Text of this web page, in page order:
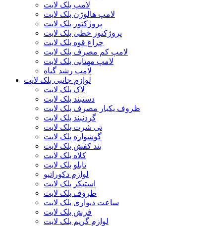
لامپ بلک لایت
لامپ هالوژن بلک لایت
پروژکتور بلک لایت
پروژکتور خطی بلک لایت
چراغ قوه بلک لایت
لامپ کم مصرف بلک لایت
لامپ مهتابی بلک لایت
لامپ رشد گیاه
لوازم جانبی بلک لایت
لاک بلک لایت
دستبند بلک لایت
ظروف یکبار مصرف بلک لایت
گردنبند بلک لایت
تی شرت بلک لایت
گوشواره بلک لایت
بند کفش بلک لایت
کلاه بلک لایت
تابلو بلک لایت
لوازم دکوراتیو
استیکر بلک لایت
ظروف بلک لایت
ساعت دیواری بلک لایت
فرش بلک لایت
لوازم گریم بلک لایت